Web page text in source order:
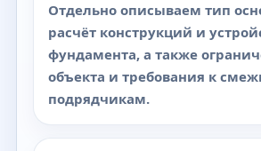
Отдельно описываем тип
расчёт конструкций и
фундамента, а также
объекта и требования к
подрядчикам.